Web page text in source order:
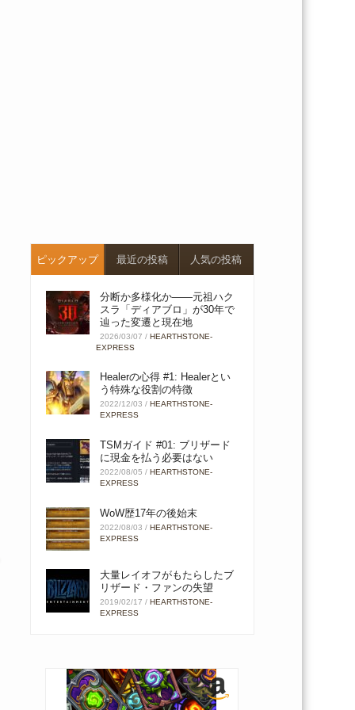
ピックアップ 最近の投稿 人気の投稿
分断か多様化か――元祖ハク
スラ「ディアブロ」が30年で
辿った変遷と現在地
2026/03/07 /HEARTHSTONE-
EXPRESS
Healerの心得 #1: Healerとい
う特殊な役割の特徴
2022/12/03 / HEARTHSTONE-
EXPRESS
TSMガイド #01: ブリザード
に現金を払う必要はない
2022/08/05 /HEARTHSTONE-
EXPRESS
WoW歴17年の後始末
2022/08/03 /HEARTHSTONE-
EXPRESS
大量レイオフがもたらしたブ
リザード・ファンの失望
2019/02/17 /HEARTHSTONE-
EXPRESS